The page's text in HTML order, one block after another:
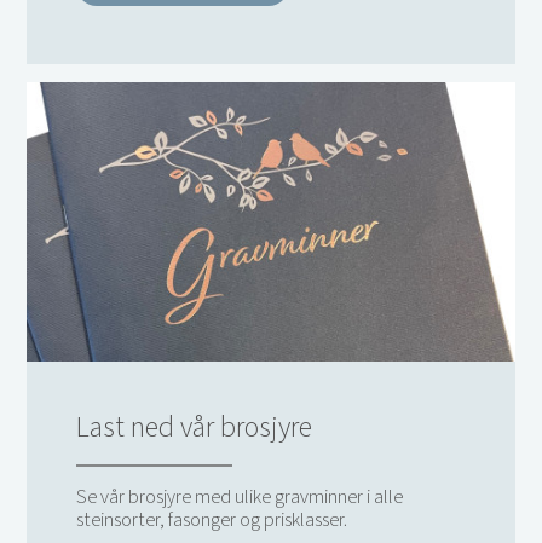
Last ned vår brosjyre
Se vår brosjyre med ulike gravminner i alle
steinsorter, fasonger og prisklasser.